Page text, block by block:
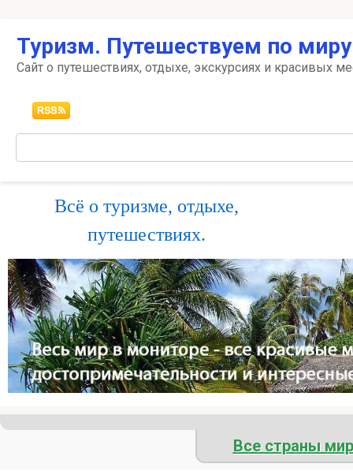
контенту
Туризм. Путешествуем по
Сайт о путешествиях, отдыхе, экскурсиях и красивых
Всё о туризме, отдыхе,
путешествиях.
Все страны